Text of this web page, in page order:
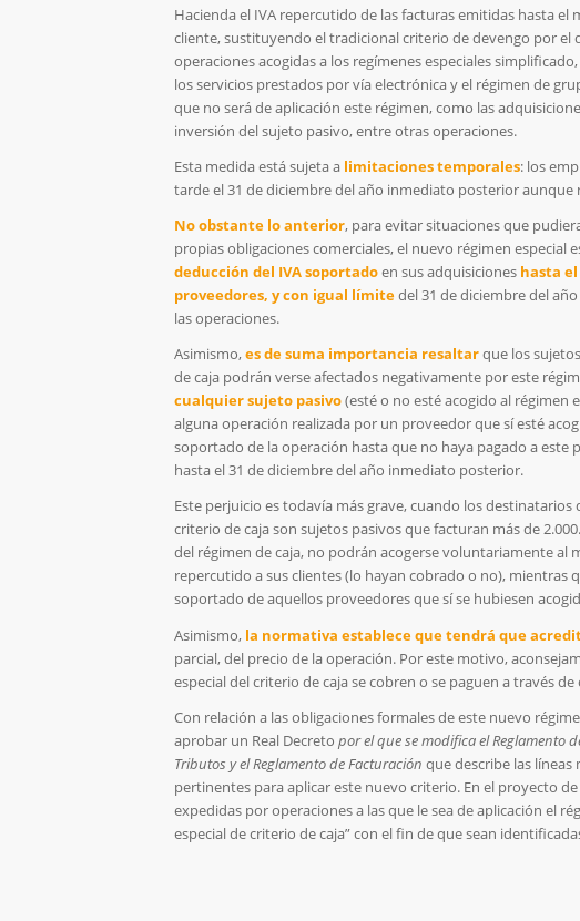
Hacienda el IVA repercutido de las facturas emitidas hasta
cliente, sustituyendo el tradicional criterio de devengo por el
operaciones acogidas a los regímenes especiales
los servicios prestados por vía electrónica y el régimen de
que no será de aplicación este régimen, como las
inversión del sujeto pasivo, entre otras operaciones.
Esta medida está sujeta a limitaciones temporales: los
tarde el 31 de diciembre del año inmediato posterior aunque
No obstante lo anterior, para evitar situaciones que
propias obligaciones comerciales, el nuevo régimen especial
deducción del IVA soportadoen sus adquisiciones hasta
proveedores, y con igual límitedel 31 de diciembre del
las operaciones.
Asimismo,es de suma importancia resaltarque los
de caja podrán verse afectados negativamente por este
cualquier sujeto pasivo(esté o no esté acogido al régimen
alguna operación realizada por un proveedor que sí esté
soportado de la operación hasta que no haya pagado a
hasta el 31 de diciembre del año inmediato posterior.
Este perjuicio es todavía más grave, cuando los
criterio de caja son sujetos pasivos que facturan más de
del régimen de caja, no podrán acogerse voluntariamente al
repercutido a sus clientes (lo hayan cobrado o no), mientras
soportado de aquellos proveedores que sí se hubiesen
Asimismo, la normativa establece que tendrá que
parcial, del precio de la operación. Por este motivo,
especial del criterio de caja se cobren o se paguen a través
Con relación a las obligaciones formales de este nuevo
aprobar un Real Decreto por el que se modifica el Reglamento
Tributos y el Reglamento de Facturación que describe las
pertinentes para aplicar este nuevo criterio. En el proyecto
expedidas por operaciones a las que le sea de aplicación el
especial de criterio de caja” con el fin de que sean